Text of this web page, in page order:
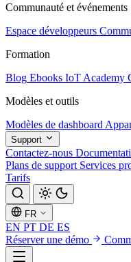
Communauté et événements
Espace développeurs
Formation
Blog Ebooks IoT Academy
Modèles et outils
Modèles de dashboard
Support
Contactez-nous
Plans de support Services
Tarifs
FR
EN PT DE ES
Réserver une démo